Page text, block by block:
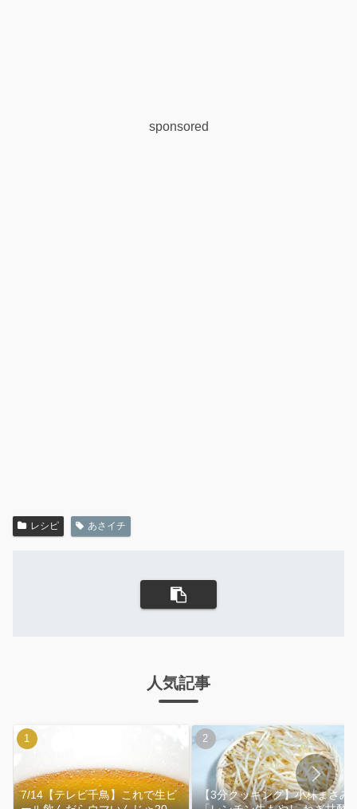
sponsored
レシピ あさイチ
人気記事
7/14【テレビ千鳥】これで生ビ
【3分クッキング】小林まさみ